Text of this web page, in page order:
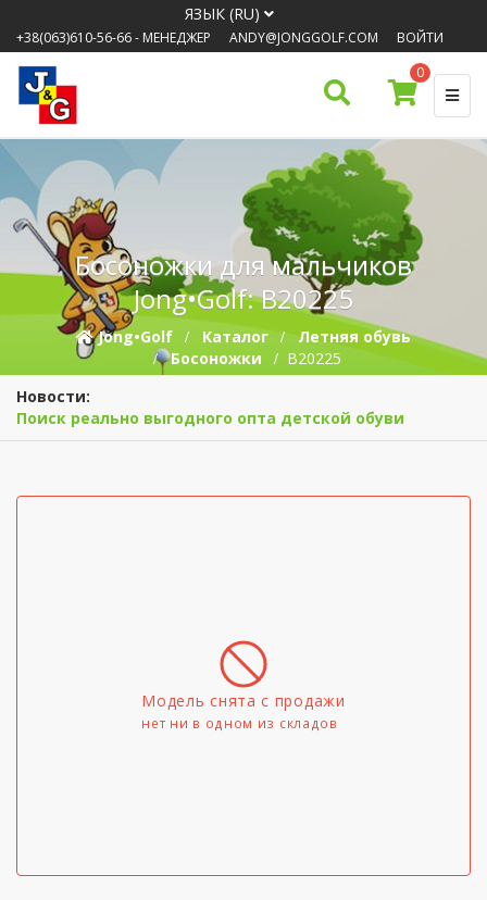
ЯЗЫК (RU)
+38(063)610-56-66- МЕНЕДЖЕР ANDY@JONGGOLF.COM
ВОЙТИ
0
Босоножки для мальчиков
Jong•Golf: B20225
Jong•Golf Каталог
Летняя обувь
Босоножки
B20225
Новости:
Поиск реально выгодного опта детской обуви
Модель снята с продажи
нет ни в одном из складов